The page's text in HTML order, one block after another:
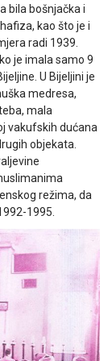
bila bošnjačka i
kao što je i
radi 1939.
je imala samo 9
U Bijeljini je
medresa,
mala
vakufskih dućana
objekata.
režima, da
1995.